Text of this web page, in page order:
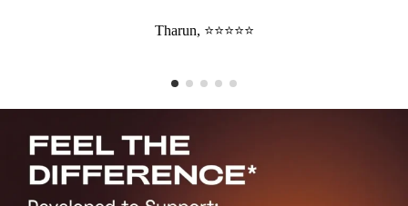
Tharun, ⭐⭐⭐⭐⭐